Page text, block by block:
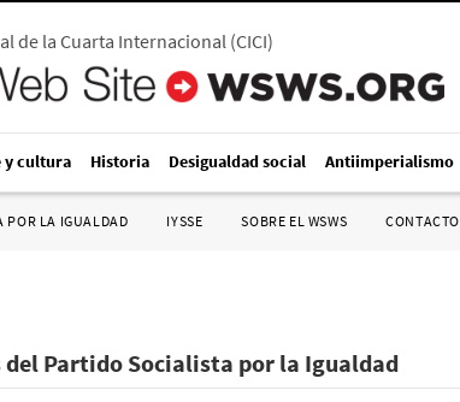
de la Cuarta Internacional(CICI)
y cultura Historia Desigualdad social Antiimperialismo
POR LA IGUALDAD IYSSE SOBRE EL WSWS CONTACTO
Partido Socialista por la Igualdad